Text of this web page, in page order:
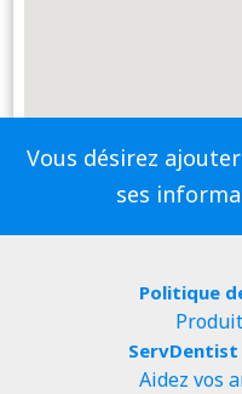
Vous désirez
ses
Politique
ServDentist
Aidez vos